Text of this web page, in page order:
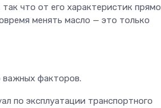
что от его характеристик прямо
менять масло — это только
важных факторов.
по эксплуатации транспортного